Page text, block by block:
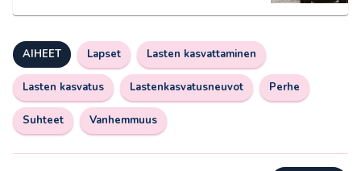
AIHEET Lapset Lasten kasvattaminen
Lasten kasvatus Lastenkasvatusneuvot Perhe
Suhteet Vanhemmuus